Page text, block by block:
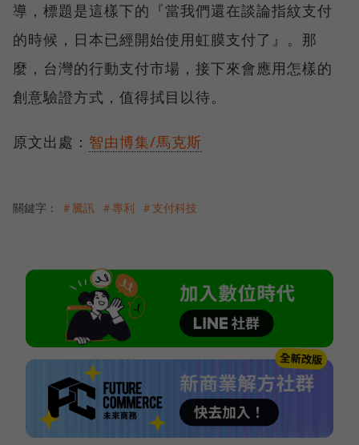
導，標題是這樣下的『當我們還在談論指紋支付
的時候，日本已經開始使用虹膜支付了』。那
麼，台灣的行動支付市場，接下來會應用怎樣的
創意驗證方式，值得拭目以待。
原文出處： 智由博集/馬克斯
關鍵字： ＃騰訊 ＃專利 ＃支付科技